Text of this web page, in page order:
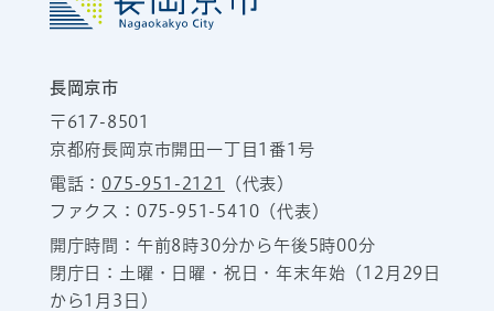
長岡京市
〒617-8501
京都府長岡京市開田一丁目1番1号
電話：075-951-2121
（代表）
ファクス：075-951-5410（代表）
開庁時間：午前8時30分から午後5時00分
閉庁日：土曜・日曜・祝日・年末年始（12月29日
から1月3日）